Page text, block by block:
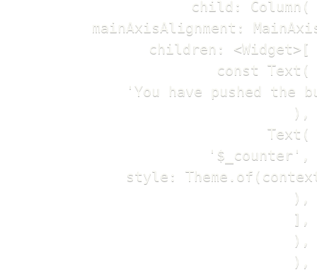
        child: Column(
mainAxisAlignment:
          children: <Widget>[
            const Text(
'You have pushed the
            ),
            Text(
              '$_counter',
style:
            ),
          ],
        ),
      ),